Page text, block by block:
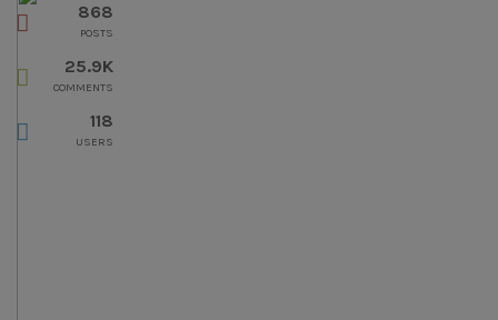
868
POSTS
25.9K
COMMENTS
118
USERS